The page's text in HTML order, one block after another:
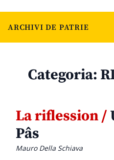
ARCHIVI DE PATRIE
Categoria:
La riflession /
Pâs
Mauro Della Schiava